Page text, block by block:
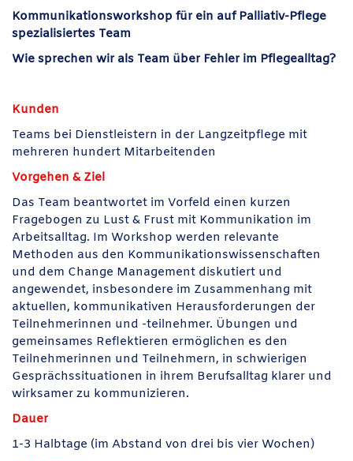
Kommunikationsworkshop für ein auf Palliativ-Pflege
spezialisiertes Team
Wie sprechen wir als Team über Fehler im Pflegealltag?
Kunden
Teams bei Dienstleistern in der Langzeitpflege mit
mehreren hundert Mitarbeitenden
Vorgehen & Ziel
Das Team beantwortet im Vorfeld einen kurzen
Fragebogen zu Lust & Frust mit Kommunikation im
Arbeitsalltag. Im Workshop werden relevante
Methoden aus den Kommunikationswissenschaften
und dem Change Management diskutiert und
angewendet, insbesondere im Zusammenhang mit
aktuellen, kommunikativen Herausforderungen der
Teilnehmerinnen und -teilnehmer. Übungen und
gemeinsames Reflektieren ermöglichen es den
Teilnehmerinnen und Teilnehmern, in schwierigen
Gesprächssituationen in ihrem Berufsalltag klarer und
wirksamer zu kommunizieren.
Dauer
1-3 Halbtage (im Abstand von drei bis vier Wochen)